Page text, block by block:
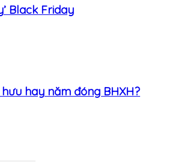
Black Friday
hay năm đóng BHXH?